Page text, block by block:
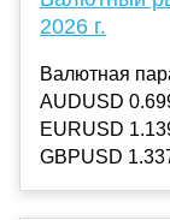
2026 г.
Валютная
AUDUSD
EURUSD
GBPUSD